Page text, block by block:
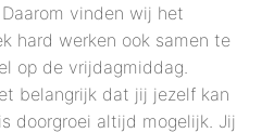
vinden wij het
hard werken ook samen te
op de vrijdagmiddag.
belangrijk dat jij jezelf kan
doorgroei altijd mogelijk. Jij